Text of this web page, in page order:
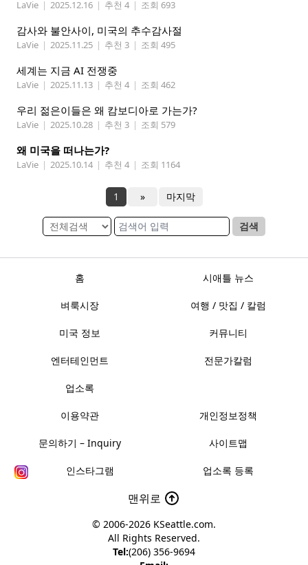
LaVie | 2025.12.16 | 추천 4 | 조회 693
감사와 불안사이, 미국의 추수감사절
LaVie | 2025.11.25 | 추천 3 | 조회 495
세계는 지금 AI 전쟁중
LaVie | 2025.11.13 | 추천 4 | 조회 462
우리 젊은이들은 왜 캄보디아로 가는가?
LaVie | 2025.10.28 | 추천 3 | 조회 579
왜 미국을 떠나는가?
LaVie | 2025.10.14 | 추천 4 | 조회 1164
1 » 마지막
검색
홈 시애틀 뉴스
벼룩시장 여행 / 맛집 / 칼럼
미국 정보 커뮤니티
엔터테인먼트 전문가칼럼
업소록
이용약관 개인정보정책
문의하기 – Inquiry 사이트맵
인스타그램 업소록 등록
맨위로
© 2006-2026 KSeattle.com.
All Rights Reserved.
Tel:(206) 356-9694